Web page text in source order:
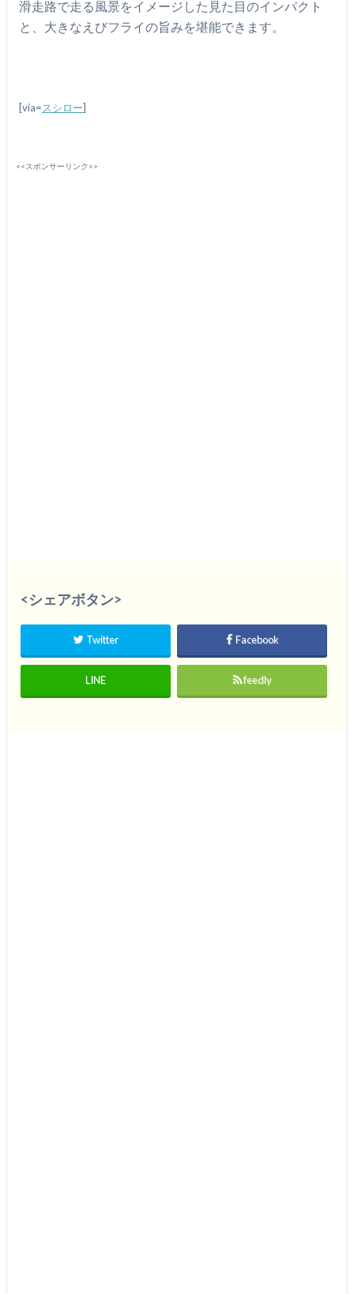
滑走路で走る風景をイメージした見た目のインパクト
と、大きなえびフライの旨みを堪能できます。
[via=スシロー]
<<スポンサーリンク>>
<シェアボタン>
Twitter Facebook
LINE feedly